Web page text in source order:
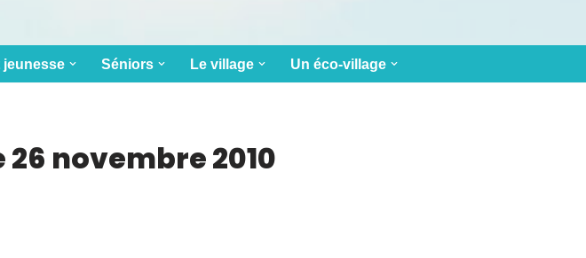
jeunesse Séniors Le village Un éco-village
novembre 2010